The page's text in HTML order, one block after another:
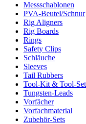
Messschablonen
PVA-Beutel/Schnur
Rig Aligners
Rig Boards
Rings
Safety Clips
Schläuche
Sleeves
Tail Rubbers
Tool-Kit & Tool-
Tungsten-Leads
Vorfächer
Vorfachmaterial
Zubehör-Sets